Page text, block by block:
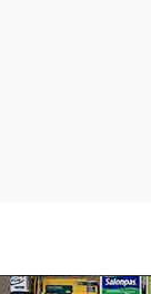
bỏng,
suốt 24 giờ
xước, vết côn